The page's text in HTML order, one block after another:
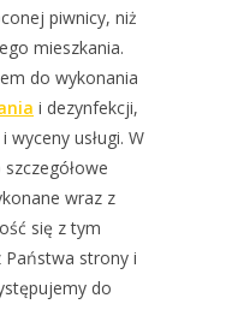
piwnicy, niż
mieszkania.
do wykonania
i dezynfekcji,
wyceny usługi. W
wraz z
się z tym
Państwa strony i
do